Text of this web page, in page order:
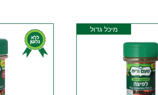
מיכל גדול